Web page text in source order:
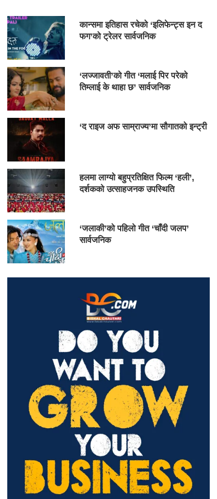
कान्समा इतिहास रचेको ‘इलिफेन्ट्स इन द
फग’को ट्रेलर सार्वजनिक
‘लज्जावती’को गीत ‘मलाई पिर परेको
तिम्लाई के थाहा छ’ सार्वजनिक
‘द राइज अफ साम्राज्य’मा सौगातको इन्ट्री
हलमा लाग्यो बहुप्रतिक्षित फिल्म ‘हली’,
दर्शकको उत्साहजनक उपस्थिति
‘जलाकी’को पहिलो गीत ‘चाँदी जलप’
सार्वजनिक